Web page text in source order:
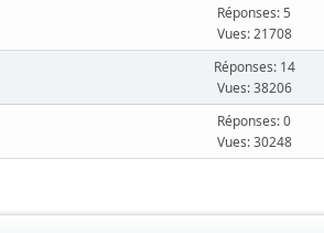
Réponses: 5
Vues: 21708
Réponses: 14
Vues: 38206
Réponses: 0
Vues: 30248